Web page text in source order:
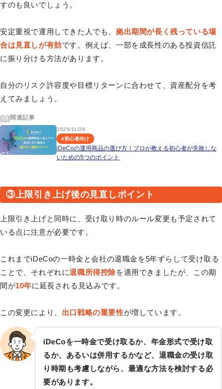
すのも良いでしょう。
安定重視で運用してきた人でも、拠出期間が長く残っている場
合は見直しが有効です。例えば、一部を成長性のある投資信託
に振り分ける方法があります。
自分のリスク許容度や目標リターンに合わせて、資産配分を考
えてみましょう。
関連記事
2025/11/28
#初心者向け
iDeCoの運用商品の選び方！プロが教える初心者が失敗しな
いための5つのポイント
③上限引き上げ後の見直しポイント
上限引き上げと同時に、受け取り時のルール変更も予定されて
いる点に注意が必要です。
これまでiDeCoの一時金と会社の退職金を5年ずらして受け取る
ことで、それぞれに退職所得控除を適用できましたが、この期
間が10年に延長される見込みです。
この変更により、 出口戦略の重要性が増しています。
iDeCoを一時金で受け取るか、年金形式で受け取
るか、あるいは併用するかなど、退職金の受け取
り時期も考慮しながら、最適な方法を検討する必
要があります。